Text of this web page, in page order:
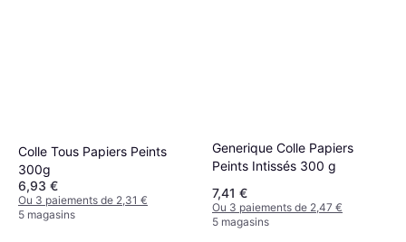
Colle Tous Papiers Peints
300g
6,93 €
Ou 3 paiements de 2,31 €
5 magasins
Generique Colle Papiers
Peints Intissés 300 g
7,41 €
Ou 3 paiements de 2,47 €
5 magasins